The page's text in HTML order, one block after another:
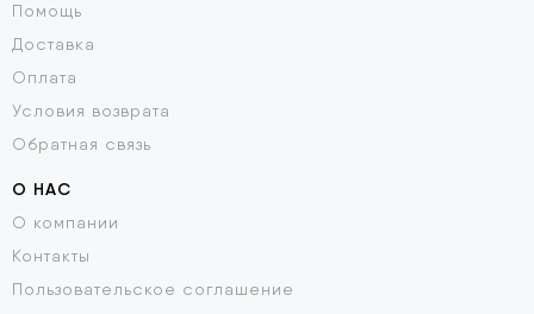
Помощь
Доставка
Оплата
Условия возврата
Обратная связь
О НАС
О компании
Контакты
Пользовательское соглашение